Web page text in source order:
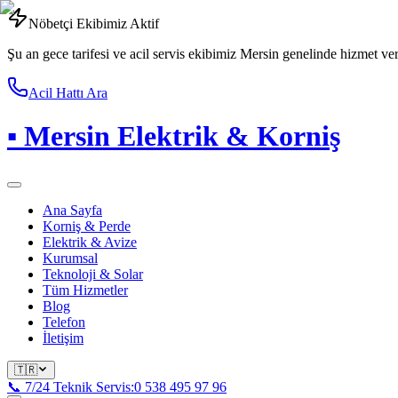
Nöbetçi Ekibimiz Aktif
Şu an gece tarifesi ve acil servis ekibimiz Mersin genelinde hizmet
Acil Hattı Ara
▪ Mersin Elektrik & Korniş
Ana Sayfa
Korniş & Perde
Elektrik & Avize
Kurumsal
Teknoloji & Solar
Tüm Hizmetler
Blog
Telefon
İletişim
🇹🇷
📞 7/24 Teknik Servis:0 538 495 97 96